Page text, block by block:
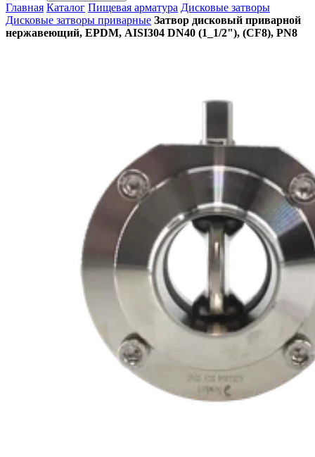
Главная Каталог Пищевая арматура Дисковые затворы
Дисковые затворы приварные Затвор дисковый приварной
нержавеющий, EPDM, AISI304 DN40 (1_1/2"), (CF8), PN8